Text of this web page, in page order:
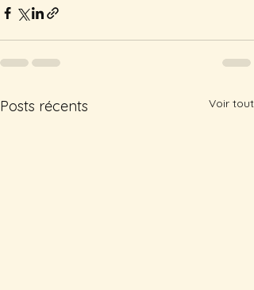
Posts récents Voir tout